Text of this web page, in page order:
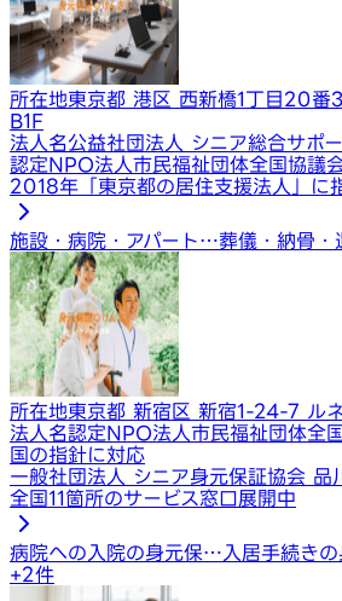
所在地東京都 港区 西新橋1丁目20
B1F
法人名公益社団法人 シニア総合サポ
認定NPO法人市民福祉団体全国協議
2018年「東京都の居住支援法人」に
施設・病院・アパート…葬儀・納骨・
所在地東京都 新宿区 新宿1-24-7 ル
法人名認定NPO法人市民福祉団体全
国の指針に対応
一般社団法人 シニア身元保証協会 品
全国11箇所のサービス窓口展開中
病院への入院の身元保… 入居手続き
+2件